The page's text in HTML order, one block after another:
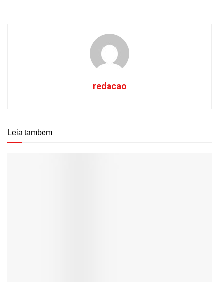
redacao
Leia também